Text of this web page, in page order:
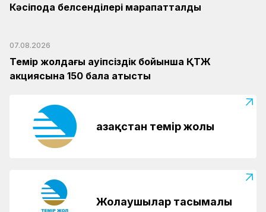
Кәсіподақ белсенділері марапатталды
07.08.2026
Темір жолдағы қауіпсіздік бойынша ҚТЖ
акциясына 150 бала қатысты
Қазақстан темір жолы
Жолаушылар тасымалы